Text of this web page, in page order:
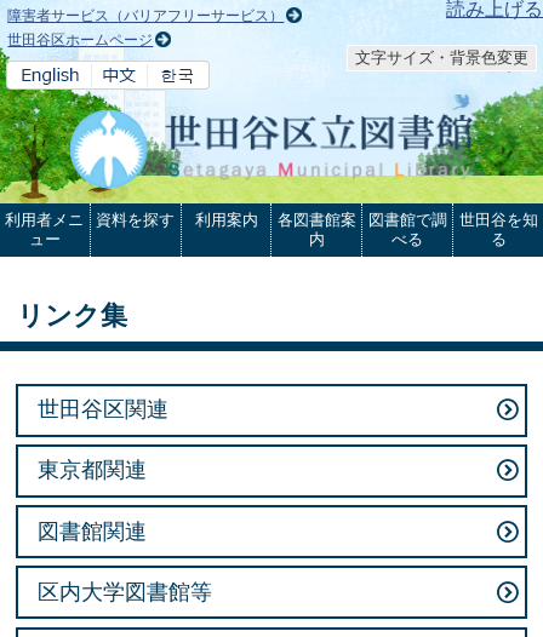
本文へ 読み上げる
障害者サービス（バリアフリーサービス）
世田谷区ホームページ
文字サイズ・背景色変更
利用者メニ
ュー
資料を探す 利用案内
各図書館案
内
図書館で調
べる
世田谷を知
る
リンク集
世田谷区関連
東京都関連
図書館関連
区内大学図書館等